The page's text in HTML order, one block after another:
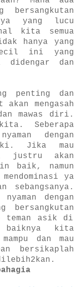
yang lucu
kita semua
hanya yang
ini yang
didengar dan
penting dan
mengasah
mawas diri.
Seberapa
dengan
Jika mau
justru akan
baik, namun
ya
sebangsanya.
dengan
bersangkutan
teman asik di
baiknya kita
mpu dan mau
bersikaplah